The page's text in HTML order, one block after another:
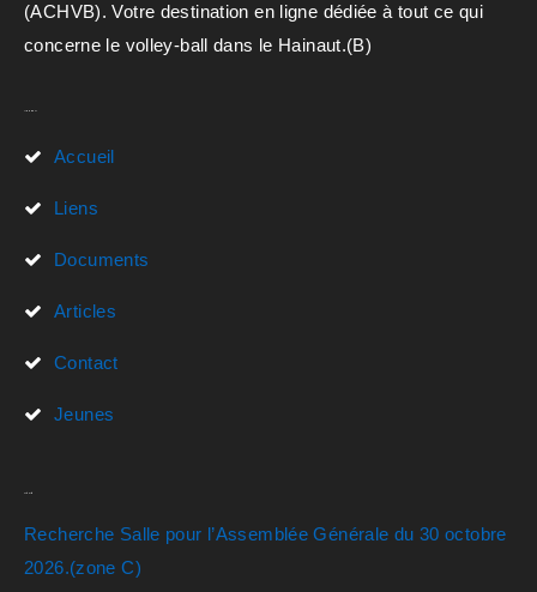
(ACHVB). Votre destination en ligne dédiée à tout ce qui
concerne le volley-ball dans le Hainaut.(B)
Accueil
Liens
Documents
Articles
Contact
Jeunes
Recherche Salle pour l’Assemblée Générale du 30 octobre
2026.(zone C)